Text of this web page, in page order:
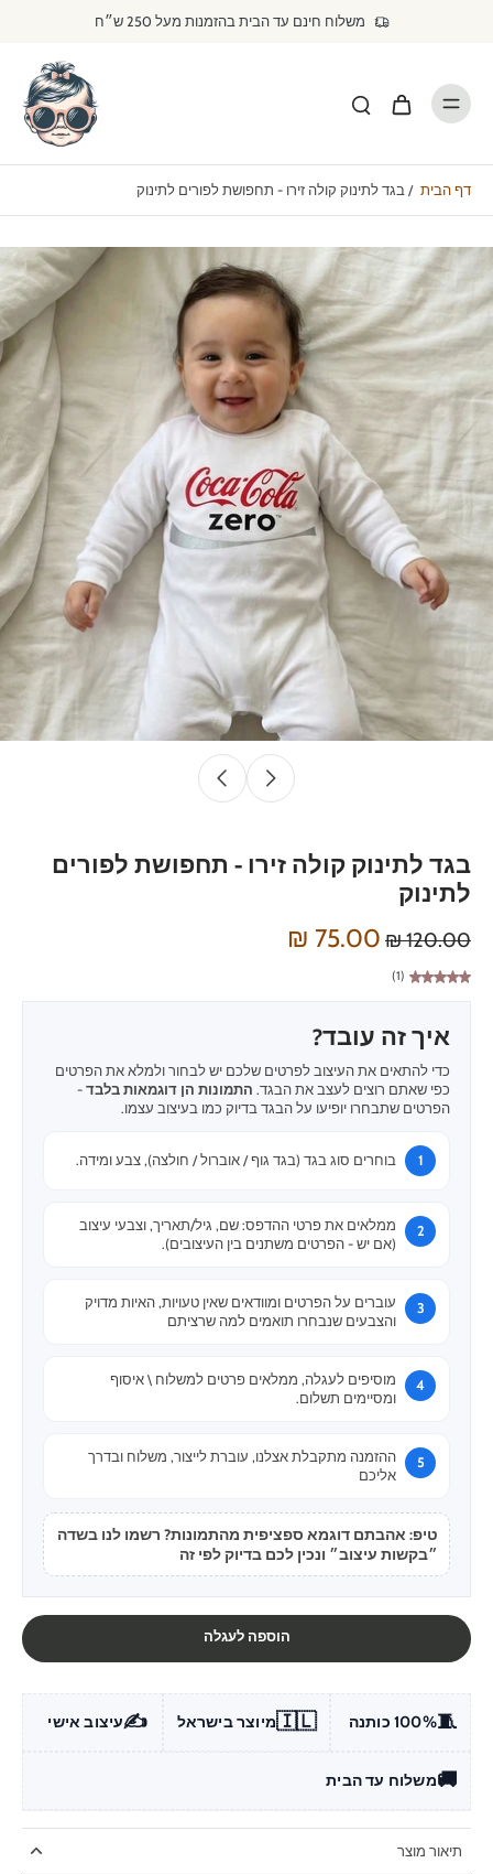
משלוח חינם עד הבית בהזמנות מעל 250 ש״ח
דף הבית / בגד לתינוק קולה זירו - תחפושת לפורים לתינוק
בגד לתינוק קולה זירו - תחפושת לפורים
לתינוק
120.00 ₪
75.00 ₪
(1)
איך זה עובד?
כדי להתאים את העיצוב לפרטים שלכם יש לבחור ולמלא את הפרטים
כפי שאתם רוצים לעצב את הבגד. התמונות הן דוגמאות בלבד -
הפרטים שתבחרו יופיעו על הבגד בדיוק כמו בעיצוב עצמו.
בוחרים סוג בגד (בגד גוף / אוברול / חולצה), צבע ומידה.
ממלאים את פרטי ההדפס: שם, גיל/תאריך, וצבעי עיצוב
(אם יש - הפרטים משתנים בין העיצובים).
עוברים על הפרטים ומוודאים שאין טעויות, האיות מדויק
והצבעים שנבחרו תואמים למה שרציתם
מוסיפים לעגלה, ממלאים פרטים למשלוח \ איסוף
ומסיימים תשלום.
ההזמנה מתקבלת אצלנו, עוברת לייצור, משלוח ובדרך
אליכם
טיפ: אהבתם דוגמא ספציפית מהתמונות? רשמו לנו בשדה
״בקשות עיצוב״ ונכין לכם בדיוק לפי זה
הוספה לעגלה
🧵100% כותנה 🇮🇱מיוצר בישראל ✍️עיצוב אישי
🚚משלוח עד הבית
תיאור מוצר